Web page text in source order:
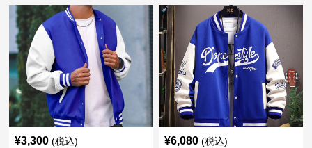
¥3,300 (税込) ¥6,080 (税込)